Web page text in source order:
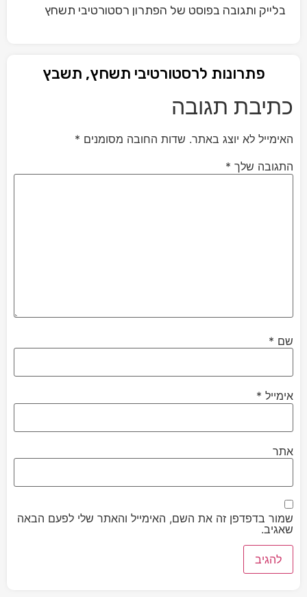
בלייק ותגובה בפוסט של הפתרון רסטורטיבי תשחץ
פתרונות לרסטורטיבי תשחץ, תשבץ
כתיבת תגובה
האימייל לא יוצג באתר. שדות החובה מסומנים *
התגובה שלך *
שם *
אימייל *
אתר
שמור בדפדפן זה את השם, האימייל והאתר שלי לפעם הבאה
שאגיב.